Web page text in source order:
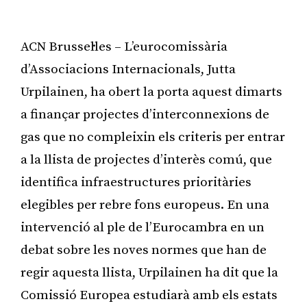
ACN Brussel·les – L’eurocomissària
d’Associacions Internacionals, Jutta
Urpilainen, ha obert la porta aquest dimarts
a finançar projectes d’interconnexions de
gas que no compleixin els criteris per entrar
a la llista de projectes d’interès comú, que
identifica infraestructures prioritàries
elegibles per rebre fons europeus. En una
intervenció al ple de l’Eurocambra en un
debat sobre les noves normes que han de
regir aquesta llista, Urpilainen ha dit que la
Comissió Europea estudiarà amb els estats